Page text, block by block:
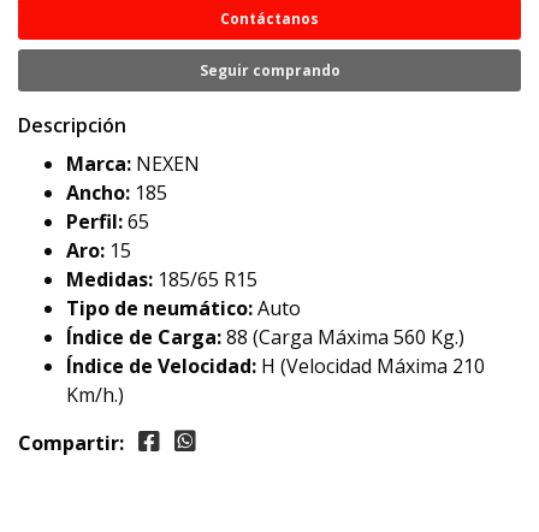
Contáctanos
Seguir comprando
Descripción
Marca: NEXEN
Ancho: 185
Perfil:65
Aro: 15
Medidas: 185/65 R15
Tipo de neumático:Auto
Índice de Carga:88 (Carga Máxima 560 Kg.)
Índice de Velocidad: H (Velocidad Máxima 210
Km/h.)
Compartir: